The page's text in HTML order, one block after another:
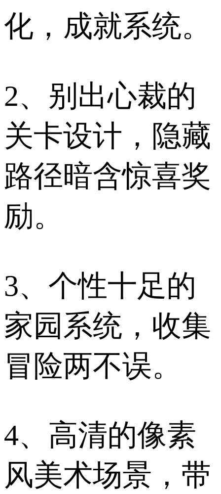
化，成就系统。
2、别出心裁的
关卡设计，隐藏
路径暗含惊喜奖
励。
3、个性十足的
家园系统，收集
冒险两不误。
4、高清的像素
风美术场景，带